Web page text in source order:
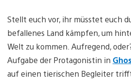
Stellt euch vor, ihr müsstet euch
befallenes Land kämpfen, um
Welt zu kommen. Aufregend,
Aufgabe der Protagonistin in
auf einen tierischen Begleiter